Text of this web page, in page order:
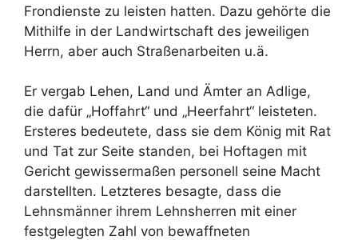
Frondienste zu leisten hatten. Dazu gehörte die
Mithilfe in der Landwirtschaft des jeweiligen
Herrn, aber auch Straßenarbeiten u.ä.
Er vergab Lehen, Land und Ämter an Adlige,
die dafür „Hoffahrt“ und „Heerfahrt“ leisteten.
Ersteres bedeutete, dass sie dem König mit Rat
und Tat zur Seite standen, bei Hoftagen mit
Gericht gewissermaßen personell seine Macht
darstellten. Letzteres besagte, dass die
Lehnsmänner ihrem Lehnsherren mit einer
festgelegten Zahl von bewaffneten